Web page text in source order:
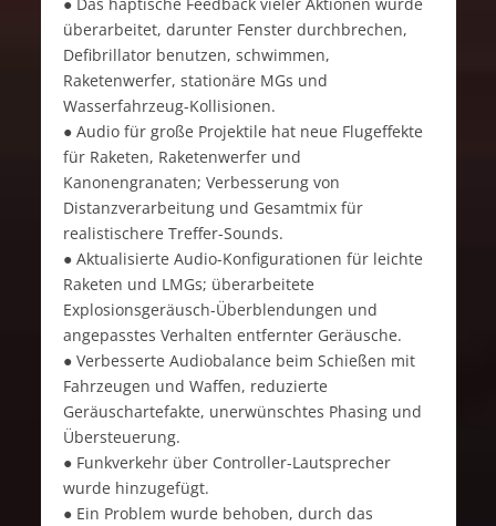
überarbeitet, darunter Fenster durchbrechen,
Defibrillator benutzen, schwimmen,
Raketenwerfer, stationäre MGs und
Wasserfahrzeug-Kollisionen.
● Audio für große Projektile hat neue Flugeffekte
für Raketen, Raketenwerfer und
Kanonengranaten; Verbesserung von
Distanzverarbeitung und Gesamtmix für
realistischere Treffer-Sounds.
● Aktualisierte Audio-Konfigurationen für leichte
Raketen und LMGs; überarbeitete
Explosionsgeräusch-Überblendungen und
angepasstes Verhalten entfernter Geräusche.
● Verbesserte Audiobalance beim Schießen mit
Fahrzeugen und Waffen, reduzierte
Geräuschartefakte, unerwünschtes Phasing und
Übersteuerung.
● Funkverkehr über Controller-Lautsprecher
wurde hinzugefügt.
● Ein Problem wurde behoben, durch das